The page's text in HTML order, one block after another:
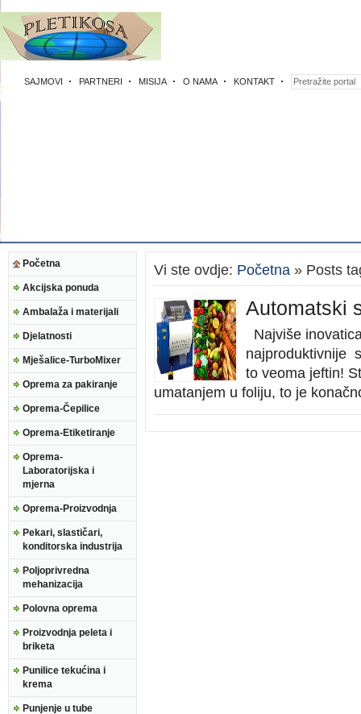
SAJMOVI PARTNERI MISIJA O NAMA KONTAKT
Početna
Akcijska ponuda
Ambalaža i materijali
Djelatnosti
Mješalice-TurboMixer
Oprema za pakiranje
Oprema-Čepilice
Oprema-Etiketiranje
Oprema-
Laboratorijska i
mjerna
Oprema-Proizvodnja
Pekari, slastičari,
konditorska industrija
Poljoprivredna
mehanizacija
Polovna oprema
Proizvodnja peleta i
briketa
Punilice tekućina i
krema
Punjenje u tube
Vi ste ovdje: Početna » Posts
Automatski
Najviše
najproduktivnije
to veoma jeftin!
umatanjem u foliju, to je